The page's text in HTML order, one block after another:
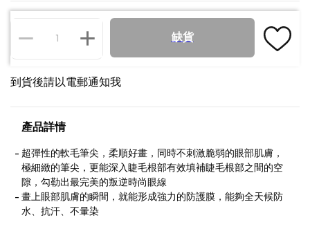
缺貨
到貨後請以電郵通知我
產品詳情
超彈性的軟毛筆尖，柔順好畫，同時不刺激脆弱的眼部肌膚，
極細緻的筆尖，更能深入睫毛根部有效填補睫毛根部之間的空
隙，勾勒出最完美的叛逆時尚眼線
畫上眼部肌膚的瞬間，就能形成強力的防護膜，能夠全天候防
水、抗汗、不暈染